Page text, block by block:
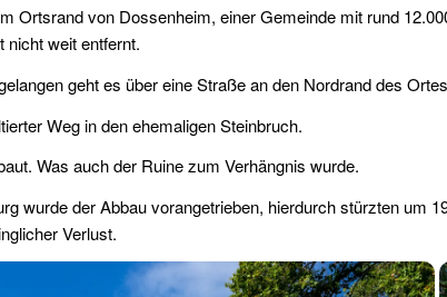
Ortsrand von Dossenheim, einer Gemeinde mit rund
nicht weit entfernt.
geht es über eine Straße an den Nordrand des
Weg in den ehemaligen Steinbruch.
Was auch der Ruine zum Verhängnis wurde.
wurde der Abbau vorangetrieben, hierdurch stürzten um
Verlust.